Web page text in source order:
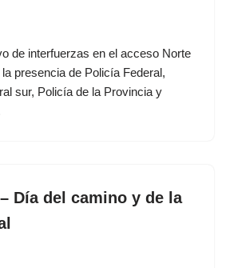
de interfuerzas en el acceso Norte
presencia de Policía Federal,
sur, Policía de la Provincia y
Día del camino y de la